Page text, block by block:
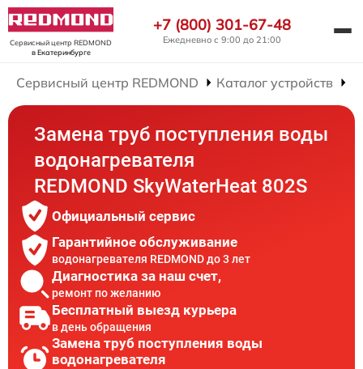
Сервисный центр REDMOND
в Екатеринбурге
+7 (800) 301-67-48
Ежедневно с 9:00 до 21:00
Сервисный центр REDMOND Каталог устройств
Замена труб поступления воды
водонагревателя
REDMOND SkyWaterHeat 802S
Официальный сервис
Гарантийное обслуживание
водонагревателя REDMOND до 3 лет
Диагностика за наш счет,
ремонт по желанию
Бесплатный выезд курьера
в день обращения
Замена труб поступления воды
водонагревателя